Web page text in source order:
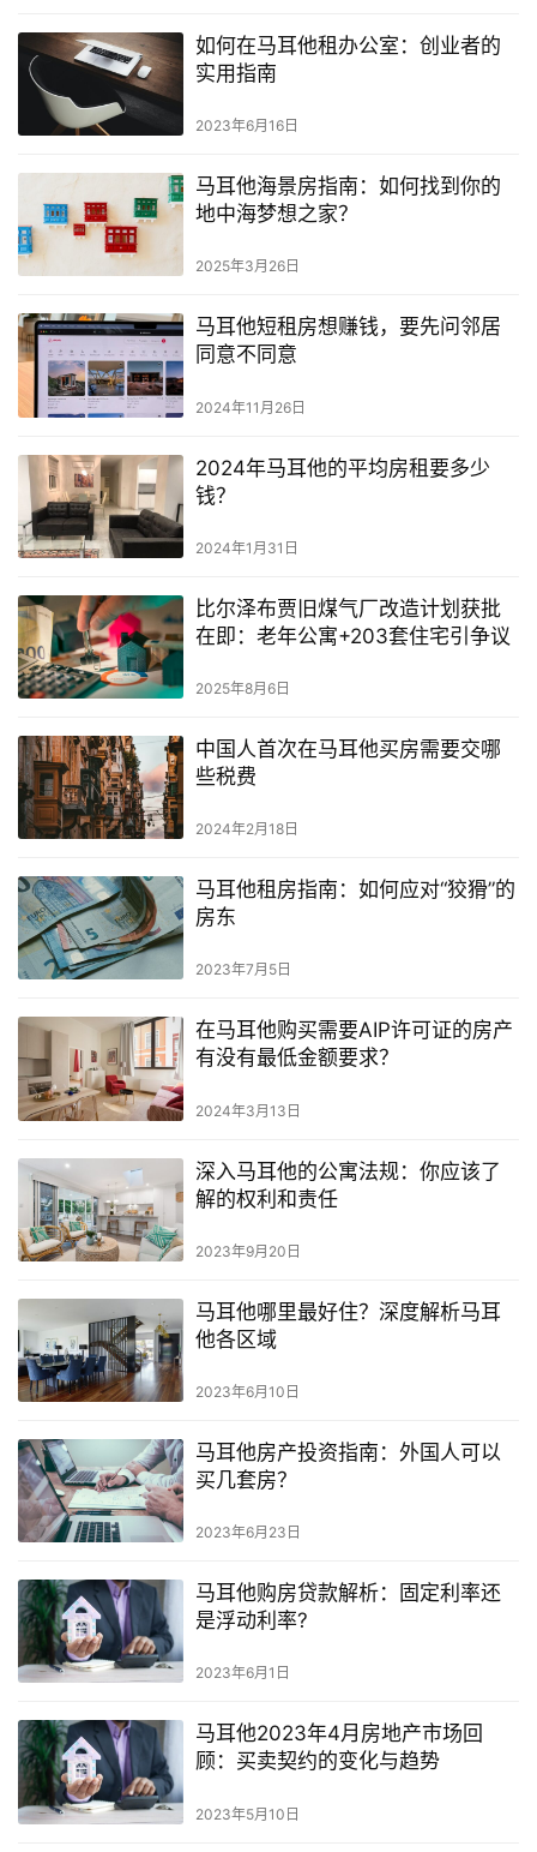
如何在马耳他租办公室：创业者的
实用指南
2023年6月16日
马耳他海景房指南：如何找到你的
地中海梦想之家？
2025年3月26日
马耳他短租房想赚钱，要先问邻居
同意不同意
2024年11月26日
2024年马耳他的平均房租要多少
钱？
2024年1月31日
比尔泽布贾旧煤气厂改造计划获批
在即：老年公寓+203套住宅引争议
2025年8月6日
中国人首次在马耳他买房需要交哪
些税费
2024年2月18日
马耳他租房指南：如何应对“狡猾”的
房东
2023年7月5日
在马耳他购买需要AIP许可证的房产
有没有最低金额要求？
2024年3月13日
深入马耳他的公寓法规：你应该了
解的权利和责任
2023年9月20日
马耳他哪里最好住？深度解析马耳
他各区域
2023年6月10日
马耳他房产投资指南：外国人可以
买几套房？
2023年6月23日
马耳他购房贷款解析：固定利率还
是浮动利率?
2023年6月1日
马耳他2023年4月房地产市场回
顾：买卖契约的变化与趋势
2023年5月10日